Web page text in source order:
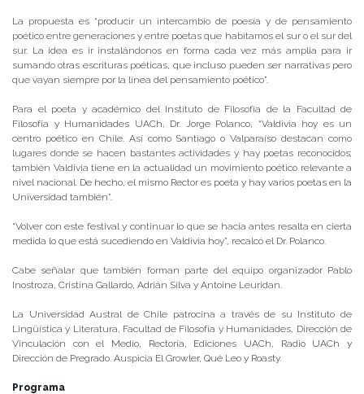
La propuesta es “producir un intercambio de poesía y de pensamiento
poético entre generaciones y entre poetas que habitamos el sur o el sur del
sur. La idea es ir instalándonos en forma cada vez más amplia para ir
sumando otras escrituras poéticas, que incluso pueden ser narrativas pero
que vayan siempre por la línea del pensamiento poético”.
Para el poeta y académico del Instituto de Filosofía de la Facultad de
Filosofía y Humanidades UACh, Dr. Jorge Polanco, “Valdivia hoy es un
centro poético en Chile. Así como Santiago o Valparaíso destacan como
lugares donde se hacen bastantes actividades y hay poetas reconocidos;
también Valdivia tiene en la actualidad un movimiento poético relevante a
nivel nacional. De hecho, el mismo Rector es poeta y hay varios poetas en la
Universidad también”.
“Volver con este festival y continuar lo que se hacía antes resalta en cierta
medida lo que está sucediendo en Valdivia hoy”, recalcó el Dr. Polanco.
Cabe señalar que también forman parte del equipo organizador Pablo
Inostroza, Cristina Gallardo, Adrián Silva y Antoine Leuridan.
La Universidad Austral de Chile patrocina a través de su Instituto de
Lingüística y Literatura, Facultad de Filosofía y Humanidades, Dirección de
Vinculación con el Medio, Rectoría, Ediciones UACh, Radio UACh y
Dirección de Pregrado. Auspicia El Growler, Qué Leo y Roasty.
Programa